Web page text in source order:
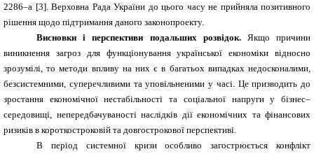
2286–а [3]. Верховна Рада України до цього часу не прийняла позитивного
рішення щодо підтримання даного законопроекту.
Висновки і перспективи подальших розвідок. Якщо причини
виникнення загроз для функціонування української економіки відносно
зрозумілі, то методи впливу на них є в багатьох випадках недосконалими,
безсистемними, суперечливими та уповільненими у часі. Це призводить до
зростання економічної нестабільності та соціальної напруги у бізнес–
середовищі, непередбачуваності наслідків дії економічних та фінансових
ризиків в короткостроковій та довгострокової перспективі.
В період системної кризи особливо загострюється конфлікт